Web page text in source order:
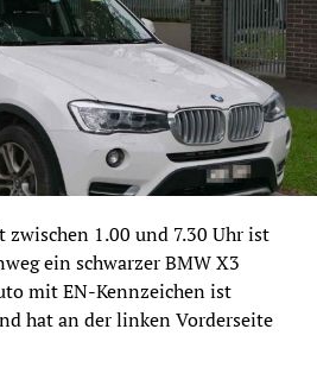
1.00 und 7.30 Uhr ist
ein schwarzer BMW X3
mit EN-Kennzeichen ist
hat an der linken Vorderseite